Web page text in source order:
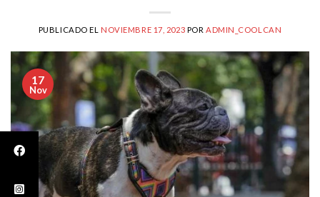
PUBLICADO EL NOVIEMBRE 17, 2023 POR ADMIN_COOLCAN
17
Nov